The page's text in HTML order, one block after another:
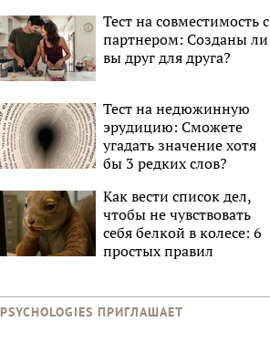
Тест на совместимость с
партнером: Созданы ли
вы друг для друга?
Тест на недюжинную
эрудицию: Сможете
угадать значение хотя
бы 3 редких слов?
Как вести список дел,
чтобы не чувствовать
себя белкой в колесе: 6
простых правил
PSYCHOLOGIES ПРИГЛАШАЕТ